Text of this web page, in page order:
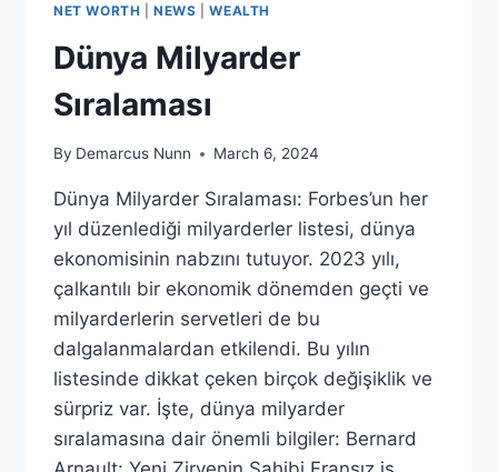
NET WORTH |NEWS |WEALTH
Dünya Milyarder
Sıralaması
By Demarcus Nunn March 6, 2024
Dünya Milyarder Sıralaması: Forbes’un her
yıl düzenlediği milyarderler listesi, dünya
ekonomisinin nabzını tutuyor. 2023 yılı,
çalkantılı bir ekonomik dönemden geçti ve
milyarderlerin servetleri de bu
dalgalanmalardan etkilendi. Bu yılın
listesinde dikkat çeken birçok değişiklik ve
sürpriz var. İşte, dünya milyarder
sıralamasına dair önemli bilgiler: Bernard